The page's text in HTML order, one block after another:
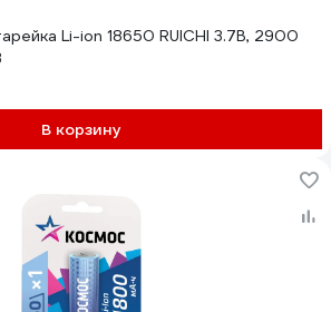
Li-ion 18650 RUICHI 3.7В, 2900
В корзину